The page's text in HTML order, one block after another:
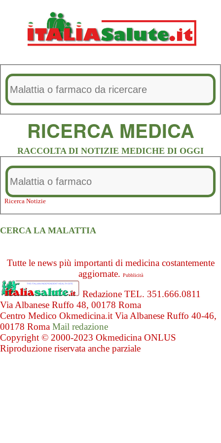
RICERCA MEDICA
RACCOLTA DI NOTIZIE MEDICHE DI OGGI
Ricerca Notizie
CERCA LA MALATTIA
Tutte le news più importanti di medicina costantemente
aggiornate. Pubblicità
Redazione TEL. 351.666.0811
Via Albanese Ruffo 48, 00178 Roma
Centro Medico Okmedicina.it Via Albanese Ruffo 40-46,
00178 Roma Mail redazione
Copyright © 2000-2023 Okmedicina ONLUS
Riproduzione riservata anche parziale